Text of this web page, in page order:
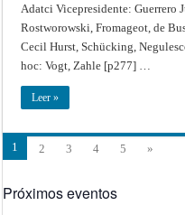
del
territorio
de
No.
Adatci Vicepresidente: Guerrero
Rostworowski, Fromageot, de
Cecil Hurst, Schücking,
hoc: Vogt, Zahle [p277] …
Leer »
1 2 3 4 5 »
Próximos eventos